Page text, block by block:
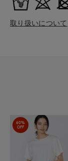
取り扱いについて
60%
OFF